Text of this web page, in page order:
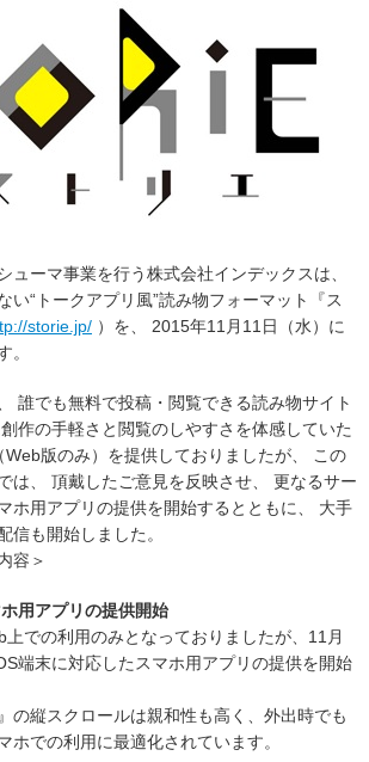
ューマ事業を行う株式会社インデックスは、
い“トークアプリ風”読み物フォーマット『ス
storie.jp/ ）を、 2015年11月11日（水）に
。
誰でも無料で投稿・閲覧できる読み物サイト
作の手軽さと閲覧のしやすさを体感していた
Web版のみ）を提供しておりましたが、 この
は、 頂戴したご意見を反映させ、 更なるサー
ホ用アプリの提供を開始するとともに、 大手
信も開始しました。
容＞
用アプリの提供開始
上での利用のみとなっておりましたが、11月
端末に対応したスマホ用アプリの提供を開始
の縦スクロールは親和性も高く、外出時でも
ホでの利用に最適化されています。